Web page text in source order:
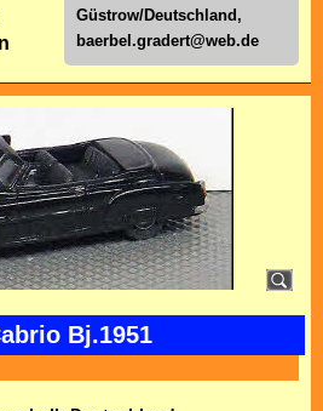
Güstrow/Deutschland,
baerbel.gradert@web.de
Bj.1951